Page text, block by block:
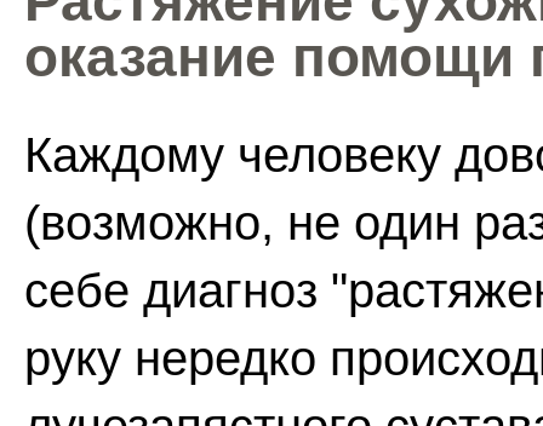
оказание помощи
Каждому человеку
(возможно, не один
себе диагноз
руку нередко